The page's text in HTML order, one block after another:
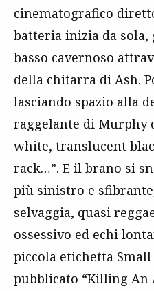
cinematografico
batteria inizia da
basso cavernoso
della chitarra di Ash.
lasciando spazio alla
raggelante di Murphy
white, translucent
rack…”. E il brano si
più sinistro e
selvaggia, quasi
ossessivo ed echi
piccola etichetta Small
pubblicato “Killing An